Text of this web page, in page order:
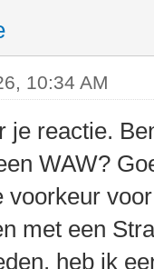
10:34 AM
je reactie.
WAW?
voorkeur
met een
heb ik